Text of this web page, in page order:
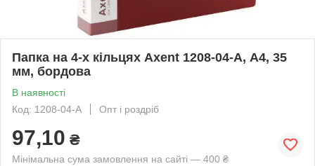
Папка на 4-х кільцях Axent 1208-04-A, А4, 35
мм, бордова
В наявності
Код: 1208-04-A
Опт і роздріб
97,10 ₴
Мінімальна сума замовлення на сайті — 400 ₴